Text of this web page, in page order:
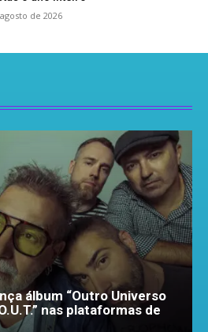
de 2026
álbum “Outro Universo
nas plataformas de